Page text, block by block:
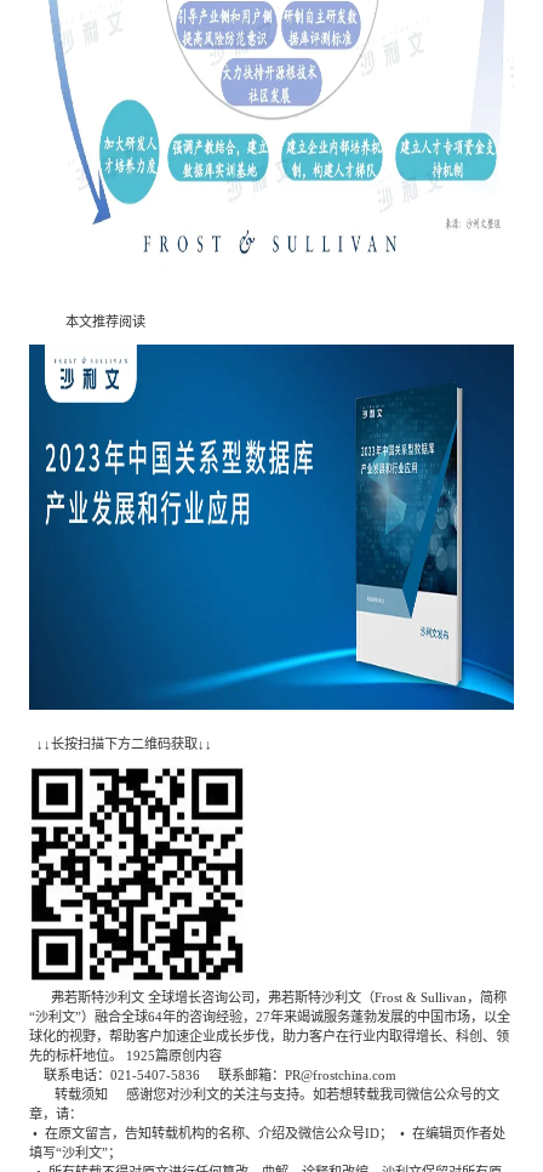
本文推荐阅读
↓↓长按扫描下方二维码获取↓↓
弗若斯特沙利文 全球增长咨询公司，弗若斯特沙利文（Frost & Sullivan，简称
“沙利文”）融合全球64年的咨询经验，27年来竭诚服务蓬勃发展的中国市场，以全
球化的视野，帮助客户加速企业成长步伐，助力客户在行业内取得增长、科创、领
先的标杆地位。 1925篇原创内容
联系电话：021-5407-5836 联系邮箱：PR@frostchina.com
转载须知 感谢您对沙利文的关注与支持。如若想转载我司微信公众号的文
章，请：
• 在原文留言，告知转载机构的名称、介绍及微信公众号ID； • 在编辑页作者处
填写“沙利文”；